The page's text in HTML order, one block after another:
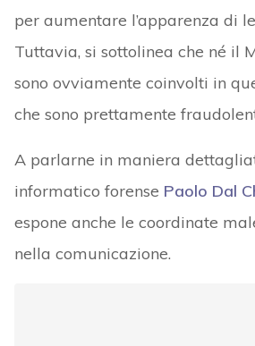
per aumentare l’apparenza di
Tuttavia, si sottolinea che né il
sono ovviamente coinvolti in
che sono prettamente
A parlarne in maniera
informatico forense Paolo Dal
espone anche le coordinate
nella comunicazione.